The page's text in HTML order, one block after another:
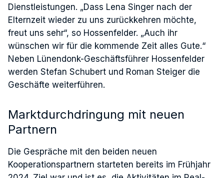
Dienstleistungen. „Dass Lena Singer nach der
Elternzeit wieder zu uns zurückkehren möchte,
freut uns sehr“, so Hossenfelder. „Auch ihr
wünschen wir für die kommende Zeit alles Gute.“
Neben Lünendonk-Geschäftsführer Hossenfelder
werden Stefan Schubert und Roman Steiger die
Geschäfte weiterführen.
Marktdurchdringung mit neuen
Partnern
Die Gespräche mit den beiden neuen
Kooperationspartnern starteten bereits im Frühjahr